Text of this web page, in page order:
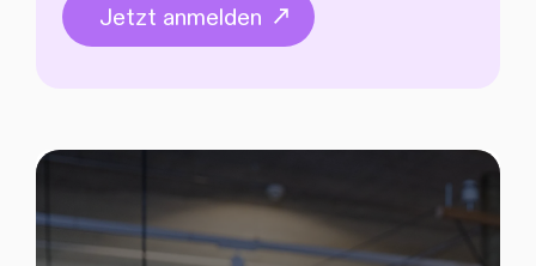
Jetzt anmelden